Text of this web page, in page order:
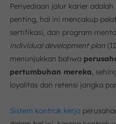
Penyediaan jalur karier
penting, hal ini mencakup
sertifikasi, dan program
individual development plan
menunjukkan bahwa
pertumbuhan mereka,
loyalitas dan retensi jangka
Sistem kontrak kerja